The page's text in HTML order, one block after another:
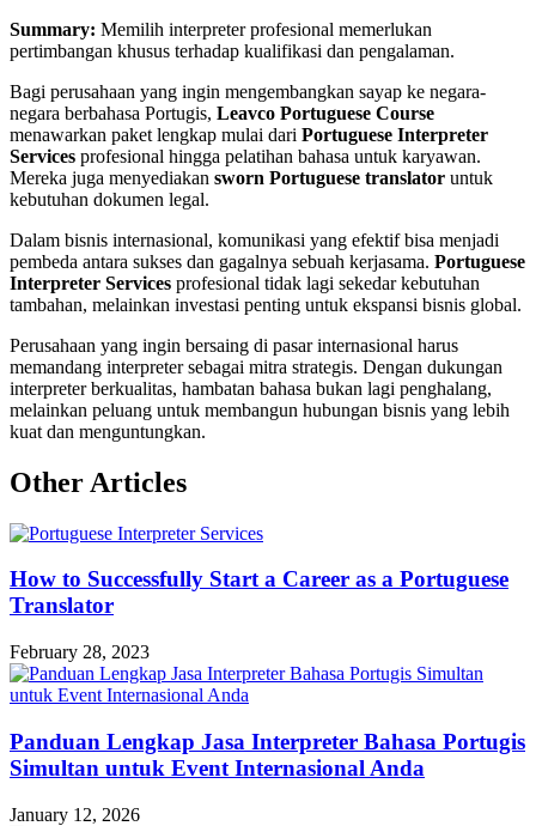
Summary: Memilih interpreter profesional memerlukan
pertimbangan khusus terhadap kualifikasi dan pengalaman.
Bagi perusahaan yang ingin mengembangkan sayap ke negara-
negara berbahasa Portugis, Leavco Portuguese Course
menawarkan paket lengkap mulai dari Portuguese Interpreter
Services profesional hingga pelatihan bahasa untuk karyawan.
Mereka juga menyediakan sworn Portuguese translator untuk
kebutuhan dokumen legal.
Dalam bisnis internasional, komunikasi yang efektif bisa menjadi
pembeda antara sukses dan gagalnya sebuah kerjasama. Portuguese
Interpreter Services profesional tidak lagi sekedar kebutuhan
tambahan, melainkan investasi penting untuk ekspansi bisnis global.
Perusahaan yang ingin bersaing di pasar internasional harus
memandang interpreter sebagai mitra strategis. Dengan dukungan
interpreter berkualitas, hambatan bahasa bukan lagi penghalang,
melainkan peluang untuk membangun hubungan bisnis yang lebih
kuat dan menguntungkan.
Other Articles
How to Successfully Start a Career as a Portuguese
Translator
February 28, 2023
Panduan Lengkap Jasa Interpreter Bahasa Portugis
Simultan untuk Event Internasional Anda
January 12, 2026